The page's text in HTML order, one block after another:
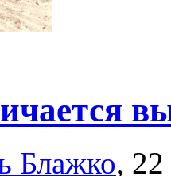
Блажко,